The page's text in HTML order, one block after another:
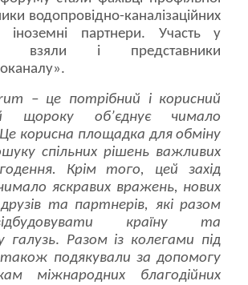
водопровідно-каналізаційних
іноземні партнери. Участь у
взяли і представники
– це потрібний і корисний
щороку об’єднує чимало
корисна площадка для обміну
спільних рішень важливих
Крім того, цей захід
яскравих вражень, нових
та партнерів, які разом
країну та
галузь. Разом із колегами під
подякували за допомогу
міжнародних благодійних